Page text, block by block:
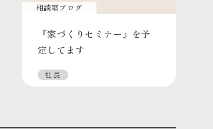
相談室ブログ
『家づくりセミナー』を予
定してます
社長